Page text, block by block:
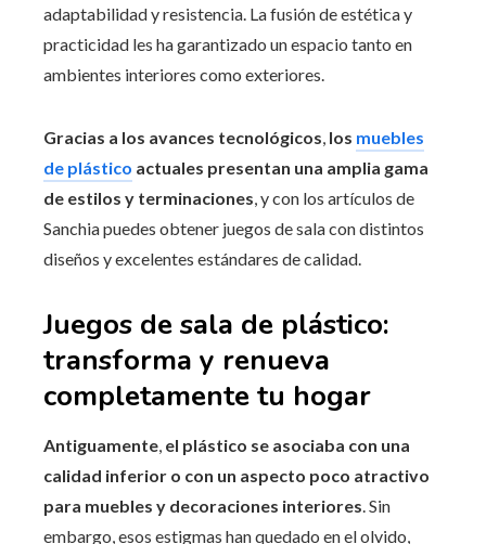
adaptabilidad y resistencia. La fusión de estética y
practicidad les ha garantizado un espacio tanto en
ambientes interiores como exteriores.
Gracias a los avances tecnológicos, los muebles
de plástico actuales presentan una amplia gama
de estilos y terminaciones, y con los artículos de
Sanchia puedes obtener juegos de sala con distintos
diseños y excelentes estándares de calidad.
Juegos de sala de plástico:
transforma y renueva
completamente tu hogar
Antiguamente, el plástico se asociaba con una
calidad inferior o con un aspecto poco atractivo
para muebles y decoraciones interiores. Sin
embargo, esos estigmas han quedado en el olvido,